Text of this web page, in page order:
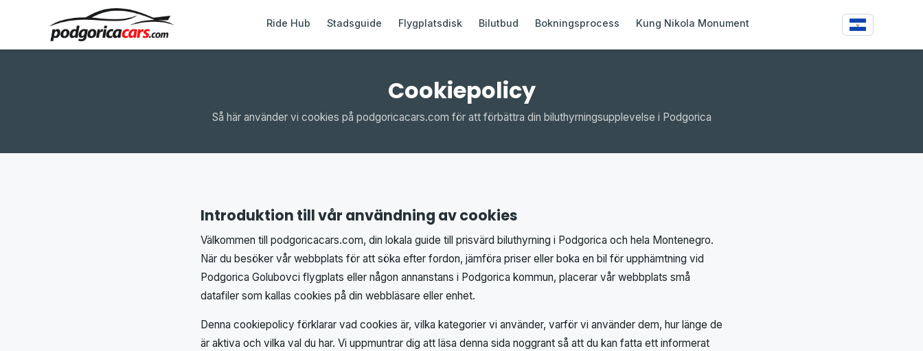
Ride Hub Stadsguide Flygplatsdisk Bilutbud Bokningsprocess Kung Nikola Monument
Cookiepolicy
Så här använder vi cookies på podgoricacars.com för att förbättra din biluthyrningsupplevelse i Podgorica
Introduktion till vår användning av cookies
Välkommen till podgoricacars.com, din lokala guide till prisvärd biluthyrning i Podgorica och hela Montenegro.
När du besöker vår webbplats för att söka efter fordon, jämföra priser eller boka en bil för upphämtning vid
Podgorica Golubovci flygplats eller någon annanstans i Podgorica kommun, placerar vår webbplats små
datafiler som kallas cookies på din webbläsare eller enhet.
Denna cookiepolicy förklarar vad cookies är, vilka kategorier vi använder, varför vi använder dem, hur länge de
är aktiva och vilka val du har. Vi uppmuntrar dig att läsa denna sida noggrant så att du kan fatta ett informerat